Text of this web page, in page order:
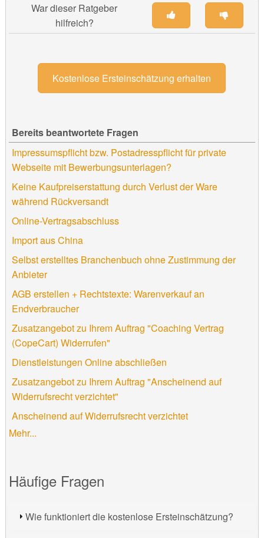
War dieser Ratgeber
hilfreich?
Kostenlose Ersteinschätzung erhalten
Bereits beantwortete Fragen
Impressumspflicht bzw. Postadresspflicht für private
Webseite mit Bewerbungsunterlagen?
Keine Kaufpreiserstattung durch Verlust der Ware
während Rückversandt
Online-Vertragsabschluss
Import aus China
Selbst erstelltes Branchenbuch ohne Zustimmung der
Anbieter
AGB erstellen + Rechtstexte: Warenverkauf an
Endverbraucher
Zusatzangebot zu Ihrem Auftrag "Coaching Vertrag
(CopeCart) Widerrufen"
Dienstleistungen Online abschließen
Zusatzangebot zu Ihrem Auftrag "Anscheinend auf
Widerrufsrecht verzichtet"
Anscheinend auf Widerrufsrecht verzichtet
Mehr...
Häufige Fragen
Wie funktioniert die kostenlose Ersteinschätzung?